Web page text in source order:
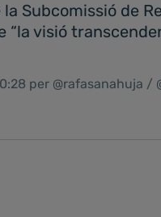
Subcomissió de
“la visió
per @rafasanahuja /